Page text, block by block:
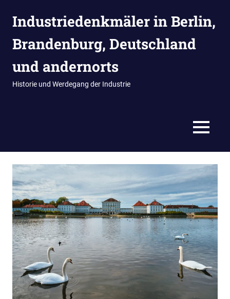
InhaltIndustriedenkmäler in Berlin,
Brandenburg, Deutschland
und andernorts
Historie und Werdegang der Industrie
MENÜ